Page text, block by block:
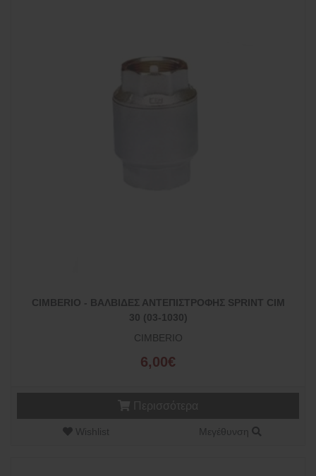
CIMBERIO - ΒΑΛΒΙΔΕΣ ΑΝΤΕΠΙΣΤΡΟΦΗΣ SPRINT CIM
30 (03-1030)
CIMBERIO
6,00€
Wishlist Μεγέθυνση